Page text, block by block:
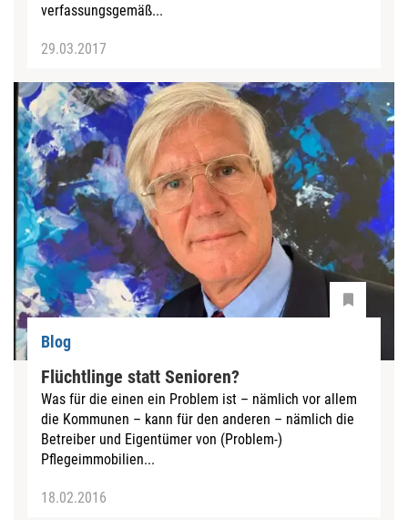
verfassungsgemäß...
29.03.2017
Blog
Flüchtlinge statt Senioren?
Was für die einen ein Problem ist – nämlich vor allem
die Kommunen – kann für den anderen – nämlich die
Betreiber und Eigentümer von (Problem-)
Pflegeimmobilien...
18.02.2016